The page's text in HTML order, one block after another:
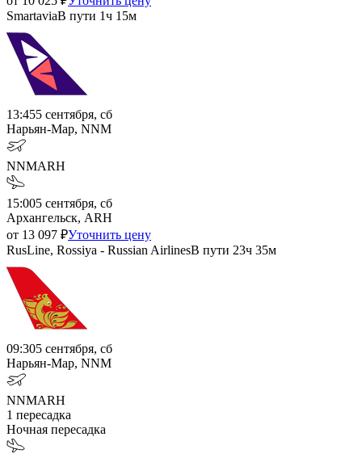
SmartaviaВ пути 1ч 15м
13:455 сентября, сб
Нарьян-Мар, NNM
NNMARH
15:005 сентября, сб
Архангельск, ARH
от 13 097 ₽Уточнить цену
RusLine, Rossiya - Russian AirlinesВ пути 23ч 35м
09:305 сентября, сб
Нарьян-Мар, NNM
NNMARH
1 пересадка
Ночная пересадка